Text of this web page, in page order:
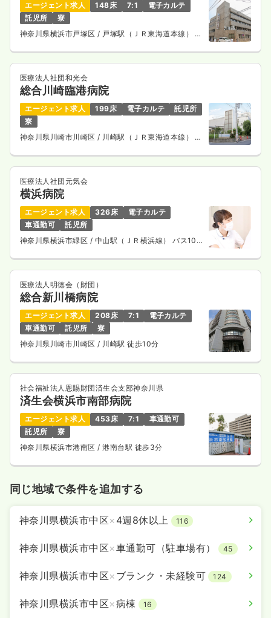
エージェント求人 148床 7:1
電子カルテ
託児所
寮
神奈川県横浜市戸塚区/ 戸塚駅（ＪＲ東海道本線） 徒
医療法人社団和光会
総合川崎臨港病院
エージェント求人 199床 電子カルテ
託児所
寮
神奈川県川崎市川崎区/ 川崎駅（ＪＲ東海道本線） バ
医療法人社団元気会
横浜病院
エージェント求人 326床
電子カルテ
車通勤可
託児所
神奈川県横浜市緑区 / 中山駅（ＪＲ横浜線） バス10
医療法人明徳会（財団）
総合新川橋病院
エージェント求人 208床 7:1
電子カルテ
車通勤可
託児所
寮
神奈川県川崎市川崎区/ 川崎駅 徒歩10分
社会福祉法人恩賜財団済生会支部神奈川県
済生会横浜市南部病院
エージェント求人 453床 7:1
車通勤可
託児所
寮
神奈川県横浜市港南区/ 港南台駅 徒歩3分
同じ地域で条件を追加する
神奈川県横浜市中区× 4週8休以上 116
神奈川県横浜市中区×車通勤可（駐車場有） 45
神奈川県横浜市中区× ブランク・未経験可 124
神奈川県横浜市中区×病棟 16